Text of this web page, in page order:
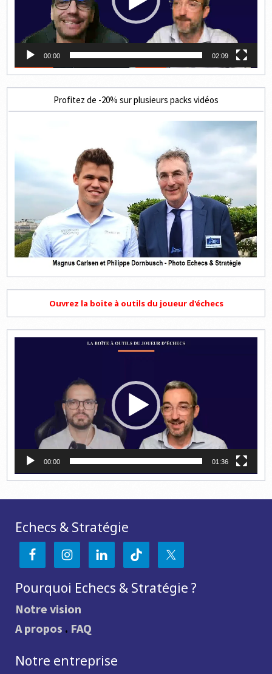
00:00 02:09
Profitez de -20% sur plusieurs packs vidéos
Ouvrez la boite à outils du joueur d'échecs
00:00 01:36
Echecs & Stratégie
Pourquoi Echecs & Stratégie ?
Notre vision
A propos . FAQ
Notre entreprise